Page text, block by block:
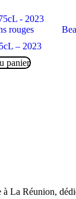
rouges
– 2023
panier
à La Réunion,